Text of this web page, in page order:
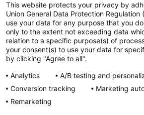
Polityka prywatności
Regulamin serwisu
Regulamin konkursu
Farmacja Play
Regulamin konkursu Lakcid
Regulamin konkursu Acard
Regulamin konkursu Biotebal
Regulamin konkursu Asmenol
This website protects your privacy by
Union General Data Protection Regulation
use your data for any purpose that you
only to the extent not exceeding data
relation to a specific purpose(s) of
your consent(s) to use your data for
by clicking "Agree to all".
Analytics
A/B testing and
Conversion tracking
Marketing
Remarketing